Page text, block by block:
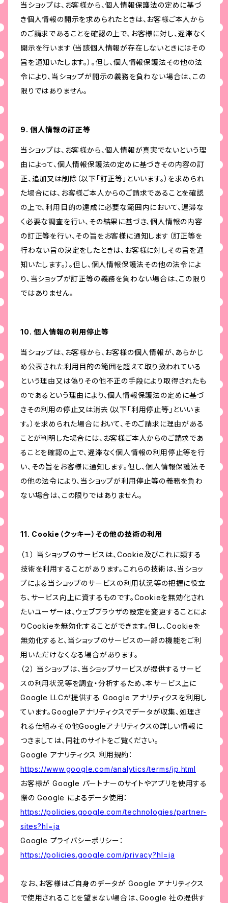
当ショップは、お客様から、個人情報保護法の定めに基づ
き個人情報の開示を求められたときは、お客様ご本人から
のご請求であることを確認の上で、お客様に対し、遅滞なく
開示を行います（当該個人情報が存在しないときにはその
旨を通知いたします。）。但し、個人情報保護法その他の法
令により、当ショップが開示の義務を負わない場合は、この
限りではありません。
9. 個人情報の訂正等
当ショップは、お客様から、個人情報が真実でないという理
由によって、個人情報保護法の定めに基づきその内容の訂
正、追加又は削除（以下「訂正等」といいます。）を求められ
た場合には、お客様ご本人からのご請求であることを確認
の上で、利用目的の達成に必要な範囲内において、遅滞な
く必要な調査を行い、その結果に基づき、個人情報の内容
の訂正等を行い、その旨をお客様に通知します（訂正等を
行わない旨の決定をしたときは、お客様に対しその旨を通
知いたします。）。但し、個人情報保護法その他の法令によ
り、当ショップが訂正等の義務を負わない場合は、この限り
ではありません。
10. 個人情報の利用停止等
当ショップは、お客様から、お客様の個人情報が、あらかじ
め公表された利用目的の範囲を超えて取り扱われている
という理由又は偽りその他不正の手段により取得されたも
のであるという理由により、個人情報保護法の定めに基づ
きその利用の停止又は消去（以下「利用停止等」といいま
す。）を求められた場合において、そのご請求に理由がある
ことが判明した場合には、お客様ご本人からのご請求であ
ることを確認の上で、遅滞なく個人情報の利用停止等を行
い、その旨をお客様に通知します。但し、個人情報保護法そ
の他の法令により、当ショップが利用停止等の義務を負わ
ない場合は、この限りではありません。
11. Cookie（クッキー）その他の技術の利用
（１） 当ショップのサービスは、Cookie及びこれに類する
技術を利用することがあります。これらの技術は、当ショッ
プによる当ショップのサービスの利用状況等の把握に役立
ち、サービス向上に資するものです。Cookieを無効化され
たいユーザーは、ウェブブラウザの設定を変更することによ
りCookieを無効化することができます。但し、Cookieを
無効化すると、当ショップのサービスの一部の機能をご利
用いただけなくなる場合があります。
（２） 当ショップは、当ショップサービスが提供するサービ
スの利用状況等を調査・分析するため、本サービス上に
Google LLCが提供する Google アナリティクスを利用し
ています。Googleアナリティクスでデータが収集、処理さ
れる仕組みその他Googleアナリティクスの詳しい情報に
つきましては、同社のサイトをご覧ください。
Google アナリティクス 利用規約：
https://www.google.com/analytics/terms/jp.html
お客様が Google パートナーのサイトやアプリを使用する
際の Google によるデータ使用：
https://policies.google.com/technologies/partner-
sites?hl=ja
Google プライバシーポリシー：
https://policies.google.com/privacy?hl=ja
なお、お客様はご自身のデータが Google アナリティクス
で使用されることを望まない場合は、Google 社の提供す